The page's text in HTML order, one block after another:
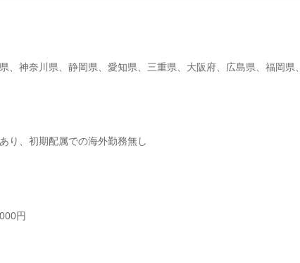
、神奈川県、静岡県、愛知県、三重県、大阪府、広島県、福岡県、
り、初期配属での海外勤務無し
円